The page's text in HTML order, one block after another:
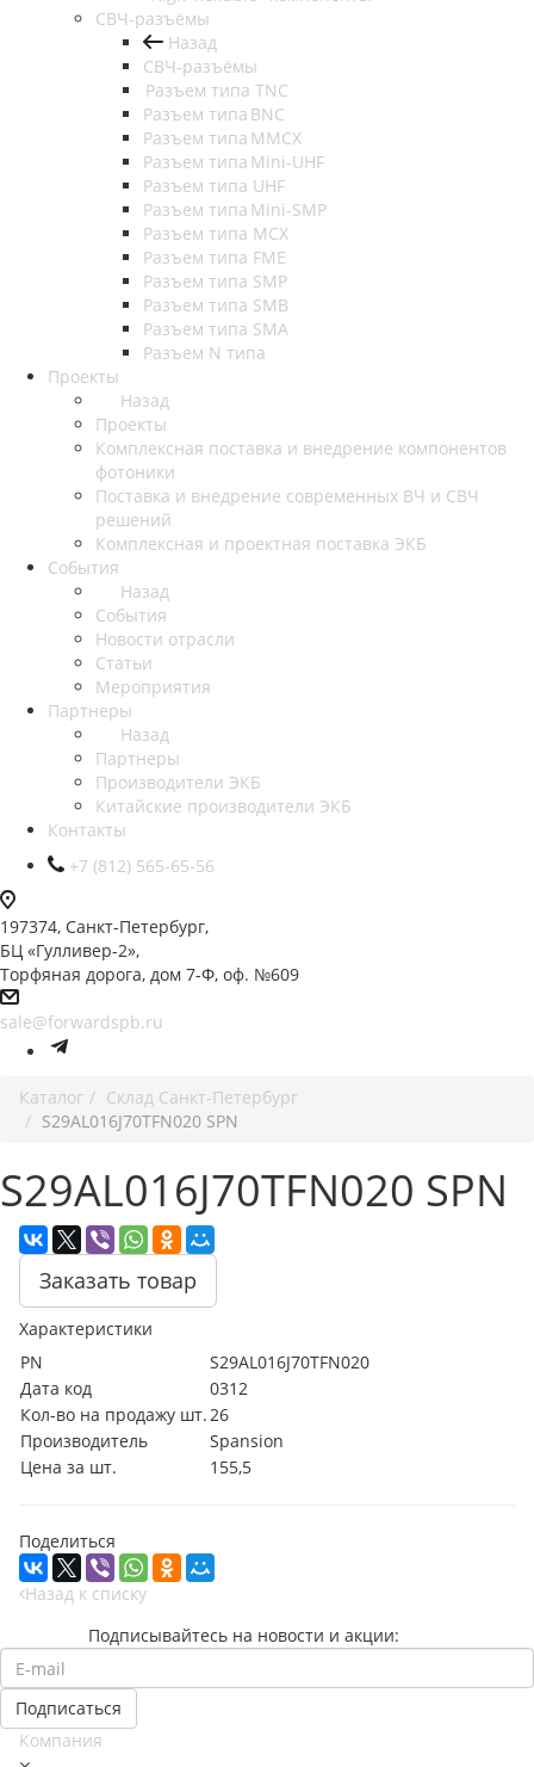
СВЧ-разъёмы
Назад
СВЧ-разъёмы
Разъем типа TNC
Разъем типа BNC
Разъем типа MMCX
Разъем типа Mini-UHF
Разъем типа UHF
Разъем типа Mini-SMP
Разъем типа MCX
Разъем типа FME
Разъем типа SMP
Разъем типа SMB
Разъем типа SMA
Разъем N типа
Проекты
Назад
Проекты
Комплексная поставка и внедрение компонентов
фотоники
Поставка и внедрение современных ВЧ и СВЧ
решений
Комплексная и проектная поставка ЭКБ
События
Назад
События
Новости отрасли
Статьи
Мероприятия
Партнеры
Назад
Партнеры
Производители ЭКБ
Китайские производители ЭКБ
Контакты
+7 (812) 565-65-56
197374, Санкт-Петербург,
БЦ «Гулливер-2»,
Торфяная дорога, дом 7-Ф, оф. №609
sale@forwardspb.ru
Каталог
Cклад Санкт-Петербург
S29AL016J70TFN020 SPN
S29AL016J70TFN020 SPN
Заказать товар
Характеристики
PN
S29AL016J70TFN020
Дата код
0312
Кол-во на продажу шт.26
Производитель
Spansion
Цена за шт.
155,5
Поделиться
Назад к списку
Подписывайтесь на новости и акции:
Компания